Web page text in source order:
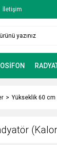
İletişim
Yükseklik 60 cm